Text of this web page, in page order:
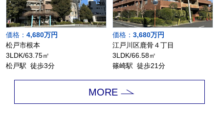
価格： 4,680万円
松戸市根本
3LDK/63.75㎡
松戸駅 徒歩3分
価格： 3,680万円
江戸川区鹿骨４丁目
3LDK/66.58㎡
篠崎駅 徒歩21分
MORE